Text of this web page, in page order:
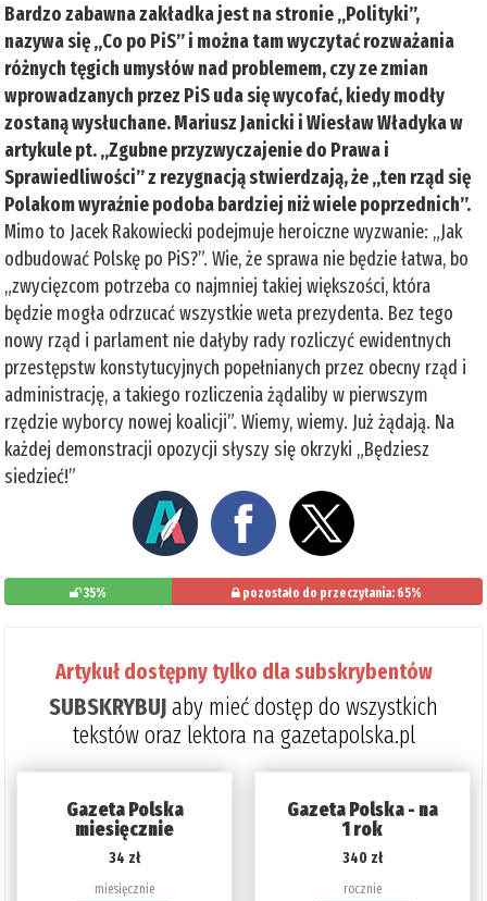
Bardzo zabawna zakładka jest na stronie „Polityki”,
nazywa się „Co po PiS” i można tam wyczytać rozważania
różnych tęgich umysłów nad problemem, czy ze zmian
wprowadzanych przez PiS uda się wycofać, kiedy modły
zostaną wysłuchane. Mariusz Janicki i Wiesław Władyka w
artykule pt. „Zgubne przyzwyczajenie do Prawa i
Sprawiedliwości” z rezygnacją stwierdzają, że „ten rząd się
Polakom wyraźnie podoba bardziej niż wiele poprzednich”.
Mimo to Jacek Rakowiecki podejmuje heroiczne wyzwanie: „Jak
odbudować Polskę po PiS?”. Wie, że sprawa nie będzie łatwa, bo
„zwycięzcom potrzeba co najmniej takiej większości, która
będzie mogła odrzucać wszystkie weta prezydenta. Bez tego
nowy rząd i parlament nie dałyby rady rozliczyć ewidentnych
przestępstw konstytucyjnych popełnianych przez obecny rząd i
administrację, a takiego rozliczenia żądaliby w pierwszym
rzędzie wyborcy nowej koalicji”. Wiemy, wiemy. Już żądają. Na
każdej demonstracji opozycji słyszy się okrzyki „Będziesz
siedzieć!”
35% pozostało do przeczytania: 65%
Artykuł dostępny tylko dla subskrybentów
SUBSKRYBUJaby mieć dostęp do wszystkich
tekstów oraz lektora na gazetapolska.pl
Gazeta Polska
miesięcznie
34 zł
miesięcznie
Gazeta Polska - na
1 rok
340 zł
rocznie